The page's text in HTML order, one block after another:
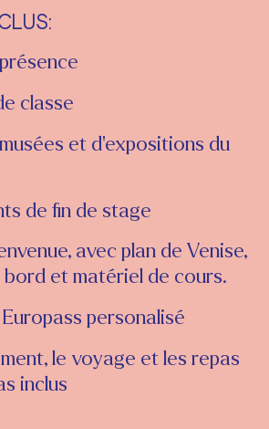
classe
et d'expositions du
de fin de stage
avec plan de Venise,
et matériel de cours.
personalisé
le voyage et les repas
inclus